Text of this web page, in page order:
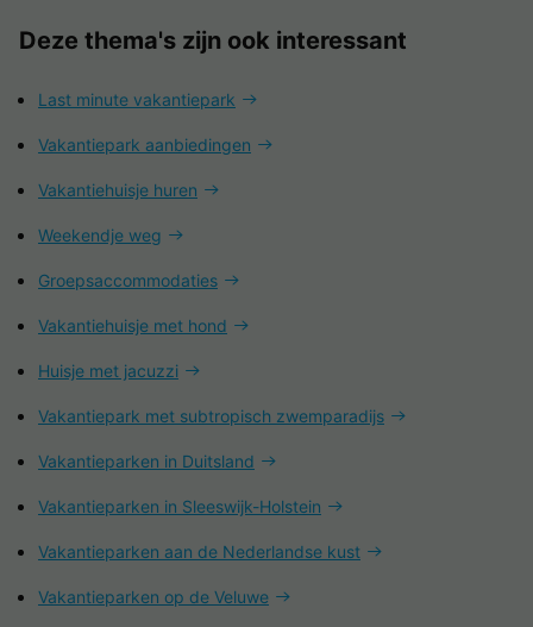
Deze thema's zijn ook interessant
Last minute vakantiepark
Vakantiepark aanbiedingen
Vakantiehuisje huren
Weekendje weg
Groepsaccommodaties
Vakantiehuisje met hond
Huisje met jacuzzi
Vakantiepark met subtropisch zwemparadijs
Vakantieparken in Duitsland
Vakantieparken in Sleeswijk-Holstein
Vakantieparken aan de Nederlandse kust
Vakantieparken op de Veluwe